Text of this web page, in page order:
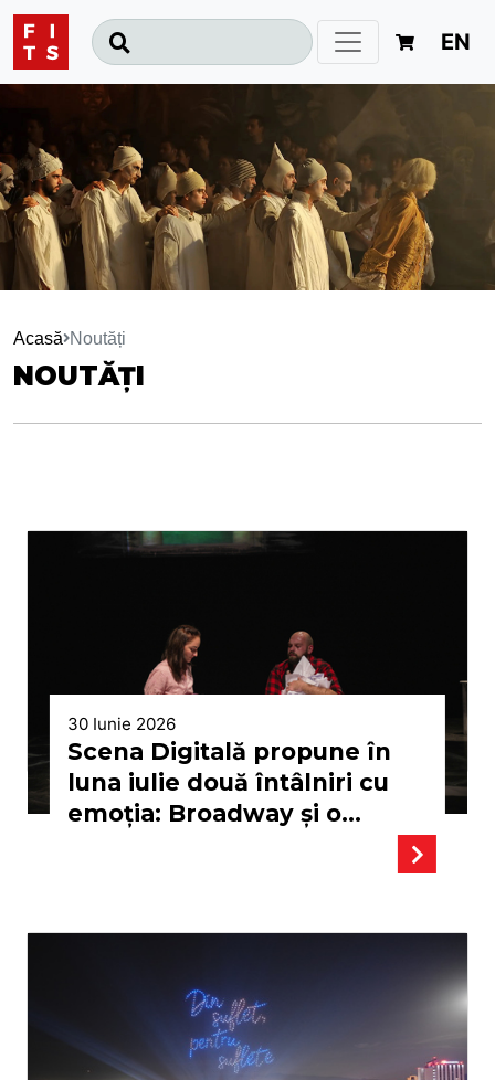
EN
Acasă Noutăți
NOUTĂȚI
30 Iunie 2026
Scena Digitală propune în
luna iulie două întâlniri cu
emoția: Broadway și o